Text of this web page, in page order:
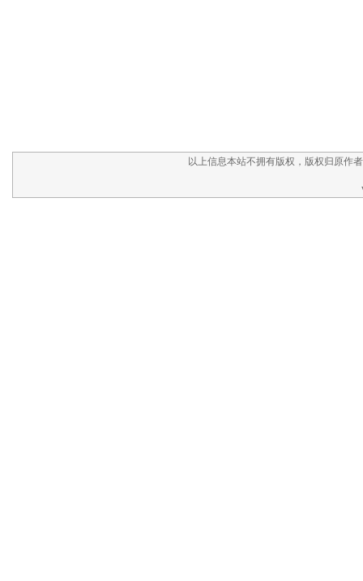
以上信息本站不拥有版权，版权归原作